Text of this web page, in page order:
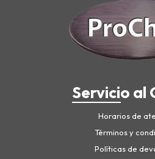
Servicio al
Horarios de
Términos y
Políticas de